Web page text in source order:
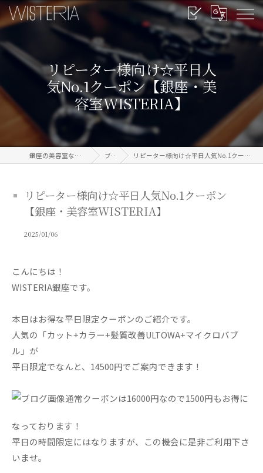
リピーター様向け☆平日人
気No.1クーポン【銀座・美
容室WISTERIA】
銀座の美容室なら信頼のWISTERIA ブログ リピーター様向け☆平日人気No.1クーポン【銀座・美容室WISTERIA】
リピーター様向け☆平日人気No.1クーポン
【銀座・美容室WISTERIA】
2025/01/06
こんにちは！
WISTERIA銀座です。
本日はお得な平日限定クーポンのご紹介です。
人気の「カット+カラー+髪質改善ULTOWA+マイクロバブ
ル」が
平日限定でなんと、14500円でご案内できます！
通常クーポンは16000円なので1500円もお得に
なっております！
平日の時間限定にはなりますが、この機会に是非ご利用下さ
いませ。